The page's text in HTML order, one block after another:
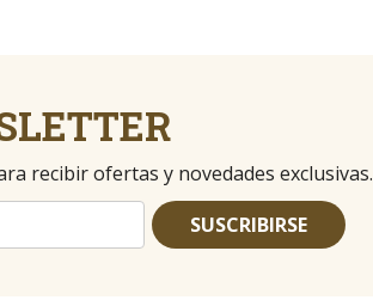
recibir ofertas y novedades exclusivas.
SUSCRIBIRSE